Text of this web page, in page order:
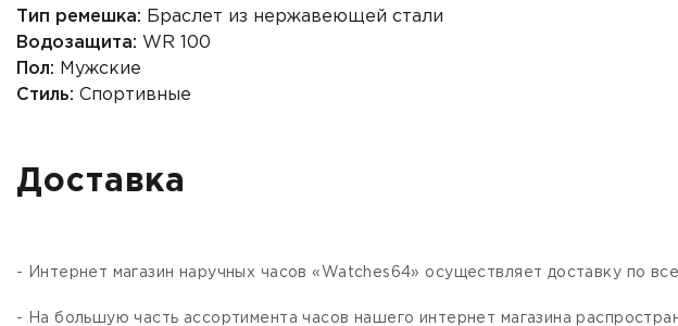
Тип ремешка: Браслет из нержавеющей стали
Водозащита: WR 100
Пол: Мужские
Стиль: Спортивные
Доставка
- Интернет магазин наручных часов «Watches64» осуществляет доставку по
- На большую часть ассортимента часов нашего интернет магазина